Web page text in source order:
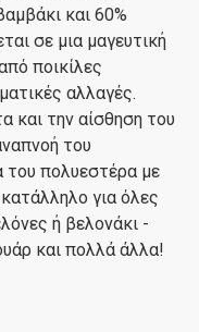
και 60%
σε μια μαγευτική
ποικίλες
αλλαγές.
και την αίσθηση του
του
του πολυεστέρα με
για όλες
ή βελονάκι -
και πολλά άλλα!